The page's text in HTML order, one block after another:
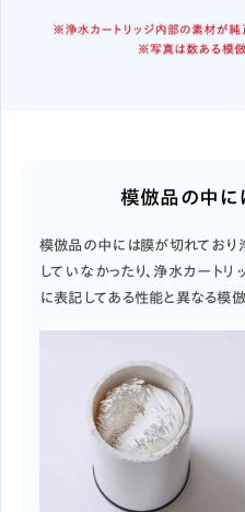
模倣品の中に
模倣品の中には膜が切れており
していなかったり、浄水カート
に表記してある性能と異なる模倣